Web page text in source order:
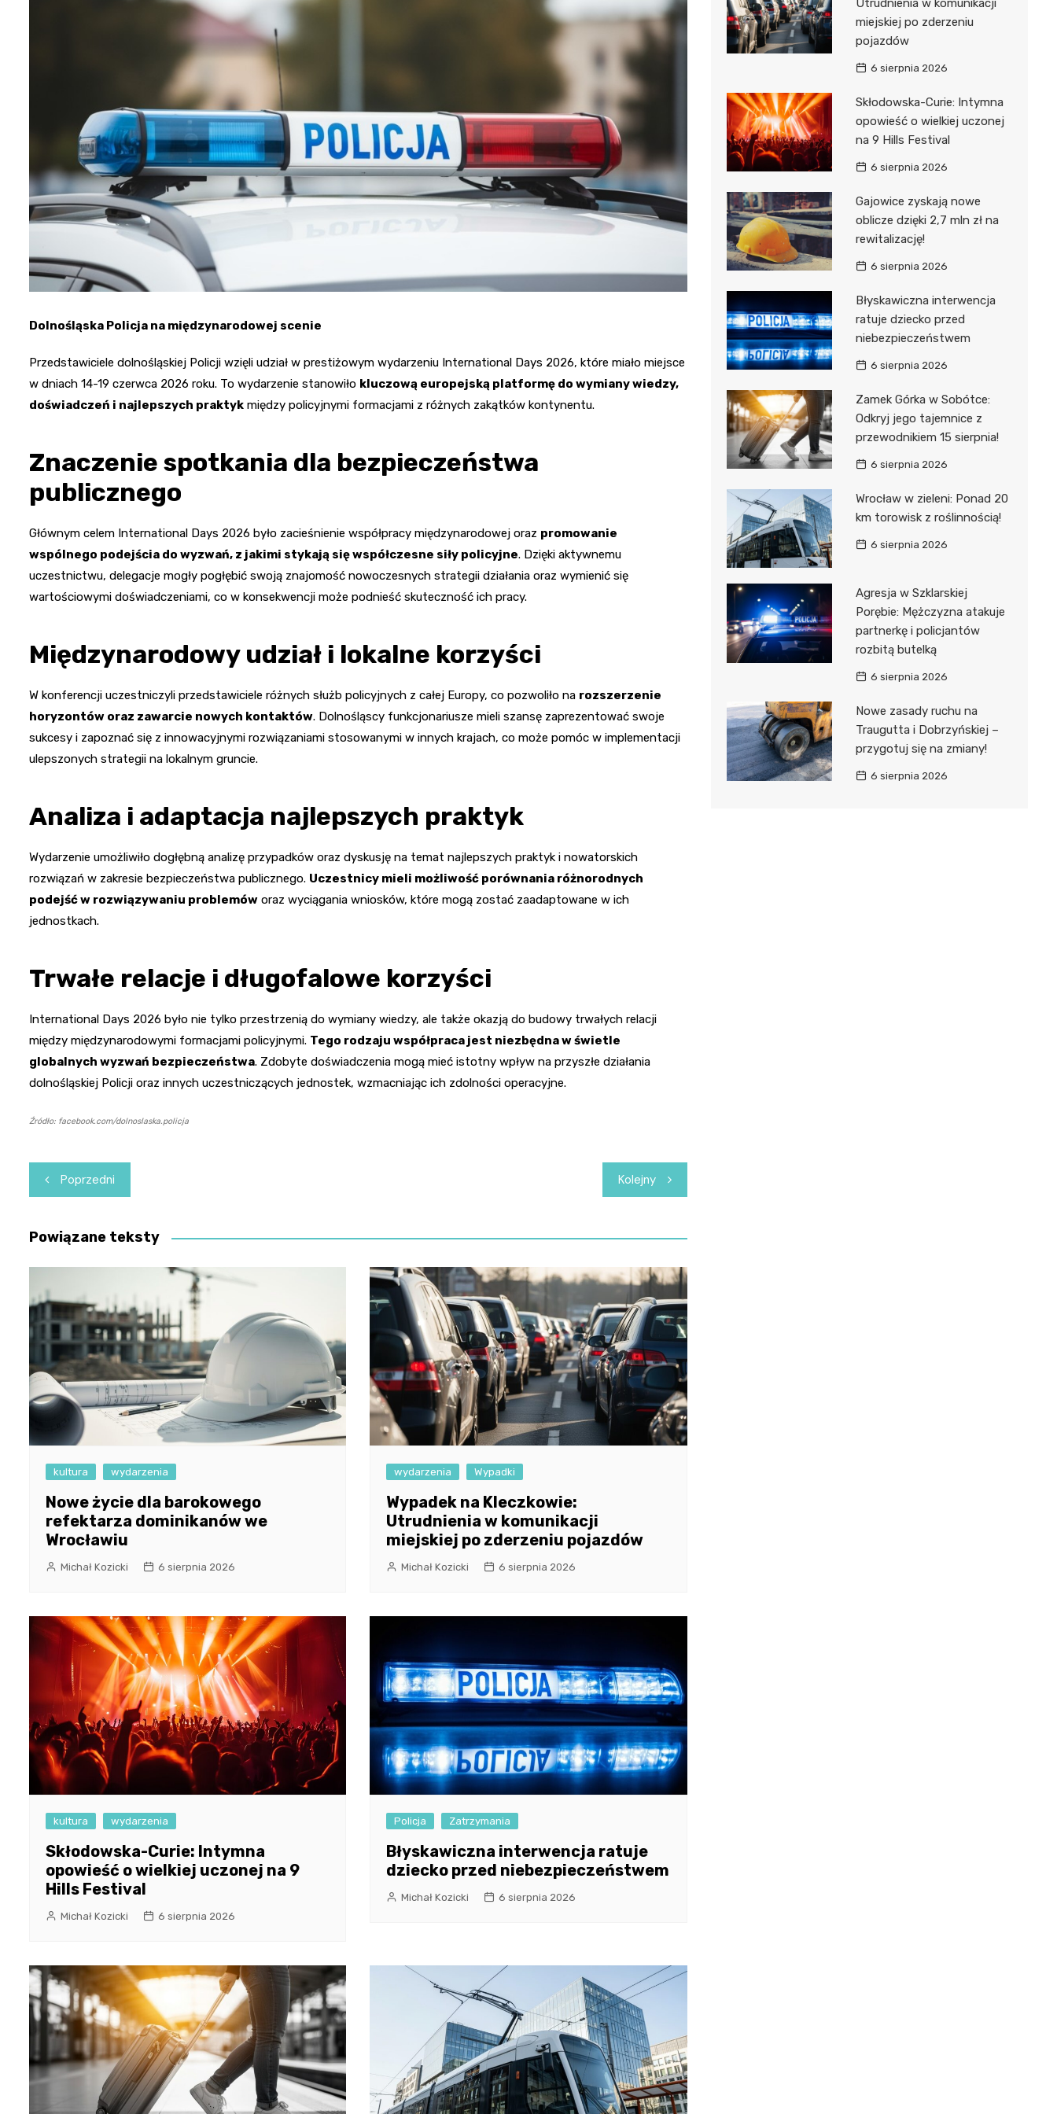
Fryzjer
Dolnośląska Policja na międzynarodowej scenie
Przedstawiciele dolnośląskiej Policji wzięli udział w prestiżowym wydarzeniu International Days 2026, które miało miejsce
w dniach 14-19 czerwca 2026 roku. To wydarzenie stanowiło kluczową europejską platformę do wymiany wiedzy,
doświadczeń i najlepszych praktyk między policyjnymi formacjami z różnych zakątków kontynentu.
Znaczenie spotkania dla bezpieczeństwa
publicznego
Głównym celem International Days 2026 było zacieśnienie współpracy międzynarodowej oraz promowanie
wspólnego podejścia do wyzwań, z jakimi stykają się współczesne siły policyjne. Dzięki aktywnemu
uczestnictwu, delegacje mogły pogłębić swoją znajomość nowoczesnych strategii działania oraz wymienić się
wartościowymi doświadczeniami, co w konsekwencji może podnieść skuteczność ich pracy.
Międzynarodowy udział i lokalne korzyści
W konferencji uczestniczyli przedstawiciele różnych służb policyjnych z całej Europy, co pozwoliło na rozszerzenie
horyzontów oraz zawarcie nowych kontaktów. Dolnośląscy funkcjonariusze mieli szansę zaprezentować swoje
sukcesy i zapoznać się z innowacyjnymi rozwiązaniami stosowanymi w innych krajach, co może pomóc w implementacji
ulepszonych strategii na lokalnym gruncie.
Analiza i adaptacja najlepszych praktyk
Wydarzenie umożliwiło dogłębną analizę przypadków oraz dyskusję na temat najlepszych praktyk i nowatorskich
rozwiązań w zakresie bezpieczeństwa publicznego. Uczestnicy mieli możliwość porównania różnorodnych
podejść w rozwiązywaniu problemów oraz wyciągania wniosków, które mogą zostać zaadaptowane w ich
jednostkach.
Trwałe relacje i długofalowe korzyści
International Days 2026 było nie tylko przestrzenią do wymiany wiedzy, ale także okazją do budowy trwałych relacji
między międzynarodowymi formacjami policyjnymi. Tego rodzaju współpraca jest niezbędna w świetle
globalnych wyzwań bezpieczeństwa. Zdobyte doświadczenia mogą mieć istotny wpływ na przyszłe działania
dolnośląskiej Policji oraz innych uczestniczących jednostek, wzmacniając ich zdolności operacyjne.
Źródło: facebook.com/dolnoslaska.policja
Nawigacja
wpisu
Poprzedni Kolejny
Powiązane teksty
kultura wydarzenia
Nowe życie dla barokowego
refektarza dominikanów we
Wrocławiu
Michał Kozicki 6 sierpnia 2026
wydarzenia Wypadki
Wypadek na Kleczkowie:
Utrudnienia w komunikacji
miejskiej po zderzeniu pojazdów
Michał Kozicki 6 sierpnia 2026
kultura wydarzenia
Skłodowska-Curie: Intymna
opowieść o wielkiej uczonej na 9
Hills Festival
Michał Kozicki 6 sierpnia 2026
Policja Zatrzymania
Błyskawiczna interwencja ratuje
dziecko przed niebezpieczeństwem
Michał Kozicki 6 sierpnia 2026
Utrudnienia w komunikacji
miejskiej po zderzeniu
pojazdów
6 sierpnia 2026
Skłodowska-Curie: Intymna
opowieść o wielkiej uczonej
na 9 Hills Festival
6 sierpnia 2026
Gajowice zyskają nowe
oblicze dzięki 2,7 mln zł na
rewitalizację!
6 sierpnia 2026
Błyskawiczna interwencja
ratuje dziecko przed
niebezpieczeństwem
6 sierpnia 2026
Zamek Górka w Sobótce:
Odkryj jego tajemnice z
przewodnikiem 15 sierpnia!
6 sierpnia 2026
Wrocław w zieleni: Ponad 20
km torowisk z roślinnością!
6 sierpnia 2026
Agresja w Szklarskiej
Porębie: Mężczyzna atakuje
partnerkę i policjantów
rozbitą butelką
6 sierpnia 2026
Nowe zasady ruchu na
Traugutta i Dobrzyńskiej –
przygotuj się na zmiany!
6 sierpnia 2026